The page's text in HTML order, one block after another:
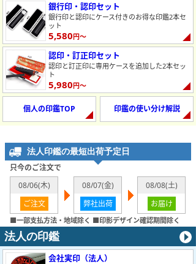
銀行印・認印セット
銀行印と認印にケース付きのお得な印鑑2本セ
ット
5,580円～
認印・訂正印セット
認印と訂正印に専用ケースを追加した2本セッ
ト
5,980円～
個人の印鑑TOP 印鑑の使い分け解説
法人印鑑の最短出荷予定日
只今のご注文で
08/06(木)
ご注文
08/07(金)
弊社出荷
08/08(土)
お届け
■一部支払方法・地域除く ■印影デザイン確認期間除く
法人の印鑑
会社実印（法人）